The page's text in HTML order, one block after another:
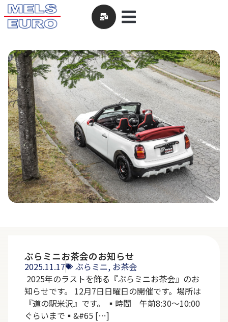
ぶらミニお茶会のお知らせ
2025.11.17 ぶらミニ, お茶会
2025年のラストを飾る『ぶらミニお茶会』のお
知らせです。 12月7日日曜日の開催です。場所は
『道の駅米沢』です。 ▪︎時間 午前8:30～10:00
ぐらいまで▪&#65 […]